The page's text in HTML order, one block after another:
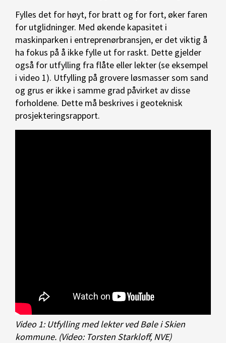
Fylles det for høyt, for bratt og for fort, øker faren
for utglidninger. Med økende kapasitet i
maskinparken i entreprenørbransjen, er det viktig å
ha fokus på å ikke fylle ut for raskt. Dette gjelder
også for utfylling fra flåte eller lekter (se eksempel
i video 1). Utfylling på grovere løsmasser som sand
og grus er ikke i samme grad påvirket av disse
forholdene. Dette må beskrives i geoteknisk
prosjekteringsrapport.
Video 1: Utfylling med lekter ved Bøle i Skien
kommune. (Video: Torsten Starkloff, NVE)